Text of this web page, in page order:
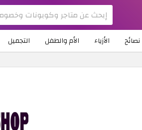
نصائح الأزياء الأم والطفل التجميل